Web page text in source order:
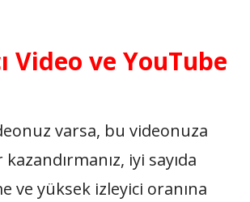
Video ve YouTube
varsa, bu videonuza
iyi sayıda
ve yüksek izleyici oranına